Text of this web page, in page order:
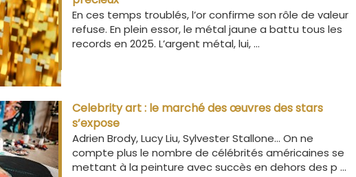
En ces temps troublés, l’or confirme son rôle de valeur
refuse. En plein essor, le métal jaune a battu tous les
records en 2025. L’argent métal, lui, ...
Celebrity art : le marché des œuvres des stars
s’expose
Adrien Brody, Lucy Liu, Sylvester Stallone… On ne
compte plus le nombre de célébrités américaines se
mettant à la peinture avec succès en dehors des p ...